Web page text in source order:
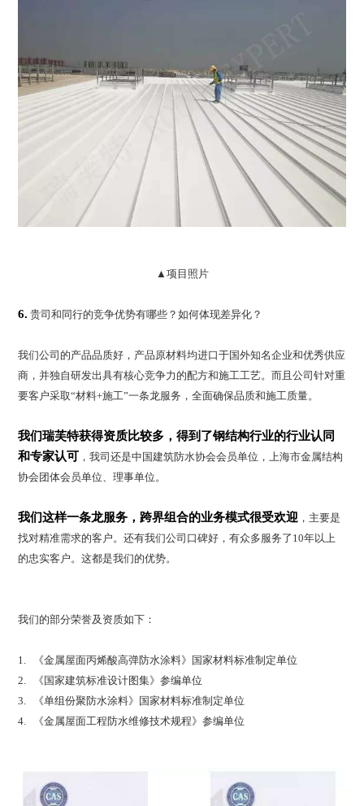
▲项目照片
6. 贵司和同行的竞争优势有哪些？如何体现差异化？
我们公司的产品品质好，产品原材料均进口于国外知名企业和优秀供应
商，并独自研发出具有核心竞争力的配方和施工工艺。而且公司针对重
要客户采取“材料+施工”一条龙服务，全面确保品质和施工质量。
我们瑞芙特获得资质比较多，得到了钢结构行业的行业认同
和专家认可 ，我司还是中国建筑防水协会会员单位，上海市金属结构
协会团体会员单位、理事单位。
我们这样一条龙服务，跨界组合的业务模式很受欢迎 ，主要是
找对精准需求的客户。还有我们公司口碑好，有众多服务了10年以上
的忠实客户。这都是我们的优势。
我们的部分荣誉及资质如下：
1. 《金属屋面丙烯酸高弹防水涂料》国家材料标准制定单位
2. 《国家建筑标准设计图集》参编单位
3. 《单组份聚防水涂料》国家材料标准制定单位
4. 《金属屋面工程防水维修技术规程》参编单位